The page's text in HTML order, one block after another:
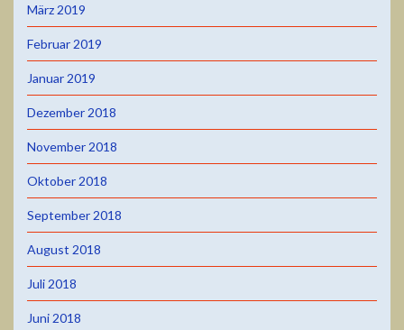
März 2019
Februar 2019
Januar 2019
Dezember 2018
November 2018
Oktober 2018
September 2018
August 2018
Juli 2018
Juni 2018